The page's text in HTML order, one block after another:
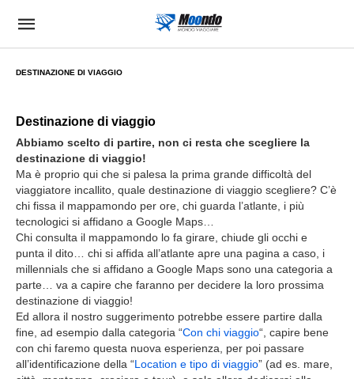
DESTINAZIONE DI VIAGGIO
Destinazione di viaggio
Abbiamo scelto di partire, non ci resta che scegliere la
destinazione di viaggio!
Ma è proprio qui che si palesa la prima grande difficoltà del
viaggiatore incallito, quale destinazione di viaggio scegliere? C’è
chi fissa il mappamondo per ore, chi guarda l’atlante, i più
tecnologici si affidano a Google Maps…
Chi consulta il mappamondo lo fa girare, chiude gli occhi e
punta il dito… chi si affida all’atlante apre una pagina a caso, i
millennials che si affidano a Google Maps sono una categoria a
parte… va a capire che faranno per decidere la loro prossima
destinazione di viaggio!
Ed allora il nostro suggerimento potrebbe essere partire dalla
fine, ad esempio dalla categoria “Con chi viaggio“, capire bene
con chi faremo questa nuova esperienza, per poi passare
all’identificazione della “Location e tipo di viaggio” (ad es. mare,